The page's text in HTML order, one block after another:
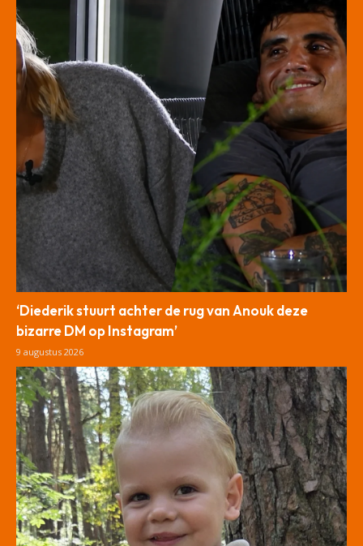
‘Diederik stuurt achter de rug van Anouk deze
bizarre DM op Instagram’
9 augustus 2026